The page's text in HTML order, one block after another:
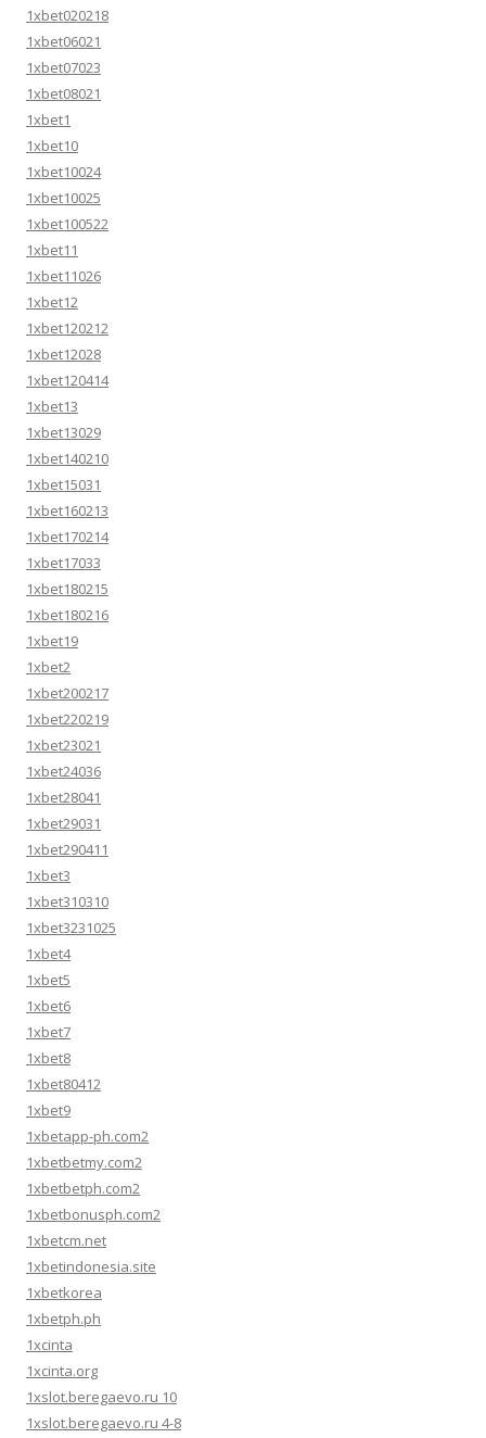
1xbet020218
1xbet06021
1xbet07023
1xbet08021
1xbet1
1xbet10
1xbet10024
1xbet10025
1xbet100522
1xbet11
1xbet11026
1xbet12
1xbet120212
1xbet12028
1xbet120414
1xbet13
1xbet13029
1xbet140210
1xbet15031
1xbet160213
1xbet170214
1xbet17033
1xbet180215
1xbet180216
1xbet19
1xbet2
1xbet200217
1xbet220219
1xbet23021
1xbet24036
1xbet28041
1xbet29031
1xbet290411
1xbet3
1xbet310310
1xbet3231025
1xbet4
1xbet5
1xbet6
1xbet7
1xbet8
1xbet80412
1xbet9
1xbetapp-ph.com2
1xbetbetmy.com2
1xbetbetph.com2
1xbetbonusph.com2
1xbetcm.net
1xbetindonesia.site
1xbetkorea
1xbetph.ph
1xcinta
1xcinta.org
1xslot.beregaevo.ru 10
1xslot.beregaevo.ru 4-8